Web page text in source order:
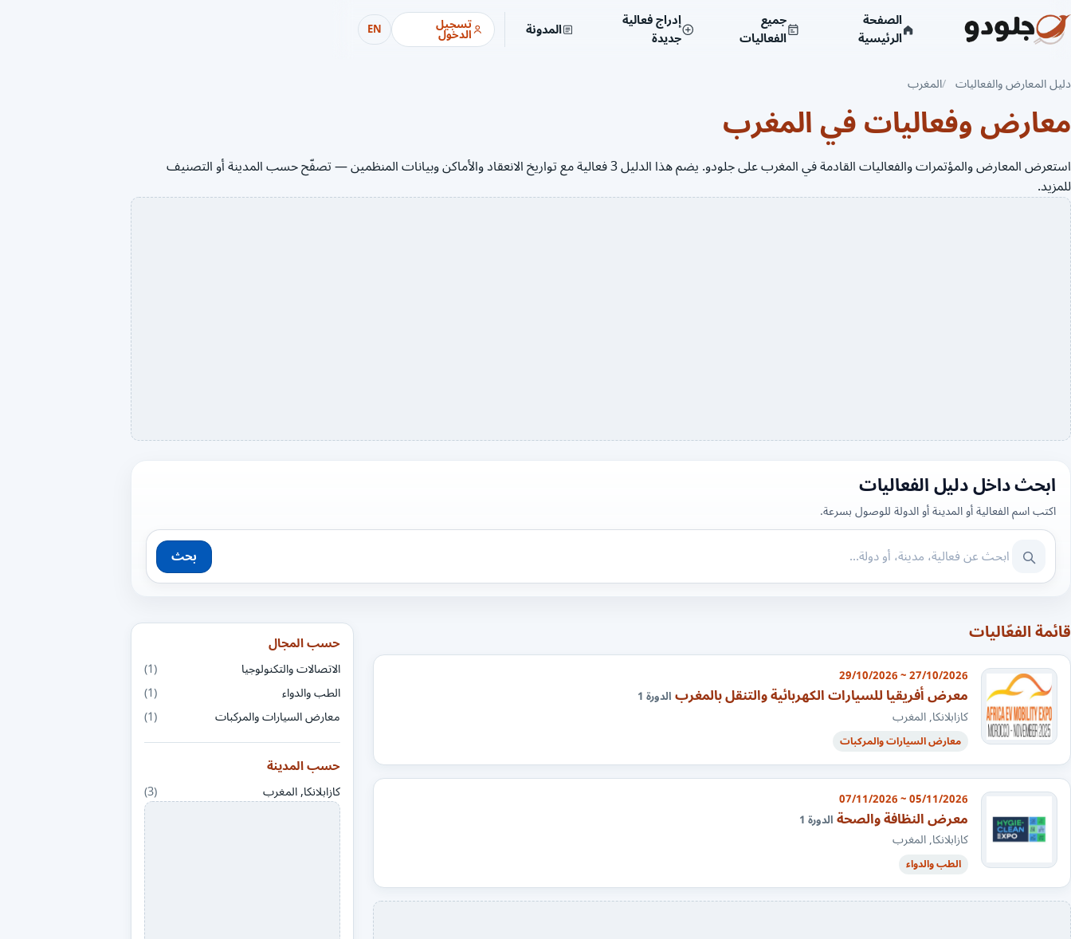
الصفحة
الرئيسية
جميع
الفعاليات
إدراج فعالية
جديدة المدونة تسجيل
الدخول EN
دليل المعارض والفعاليات المغرب
معارض وفعاليات في المغرب
استعرض المعارض والمؤتمرات والفعاليات القادمة في المغرب على جلودو. يضم هذا الدليل 3 فعالية مع تواريخ الانعقاد والأماكن وبيانات المنظمين — تصفّح حسب المدينة أو التصنيف
للمزيد.
ابحث داخل دليل الفعاليات
اكتب اسم الفعالية أو المدينة أو الدولة للوصول بسرعة.
بحث
قائمة الفعّاليات
27/10/2026 ~ 29/10/2026
معرض أفريقيا للسيارات الكهربائية والتنقل بالمغربالدورة 1
كازابلانكا, المغرب
معارض السيارات والمركبات
05/11/2026 ~ 07/11/2026
معرض النظافة والصحةالدورة 1
كازابلانكا, المغرب
الطب والدواء
حسب المجال
الاتصالات والتكنولوجيا
(1)
الطب والدواء
(1)
معارض السيارات والمركبات
(1)
حسب المدينة
كازابلانكا, المغرب (3)